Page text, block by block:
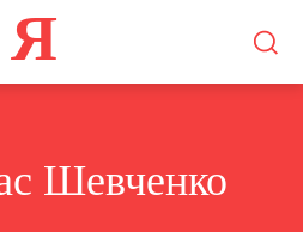
Я
Шевченко